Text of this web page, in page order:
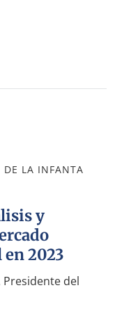
DE LA INFANTA
y
2023
Presidente del